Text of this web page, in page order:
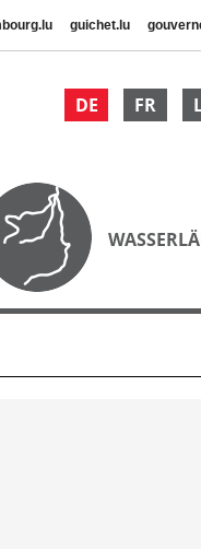
guichet.lu
DE FR